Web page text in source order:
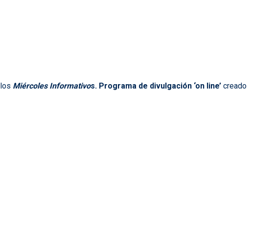
Miércoles Informativos. Programa de divulgación ‘on line’ creado